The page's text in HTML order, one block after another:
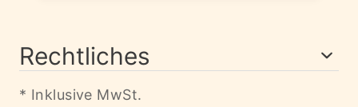
Rechtliches
* Inklusive MwSt.